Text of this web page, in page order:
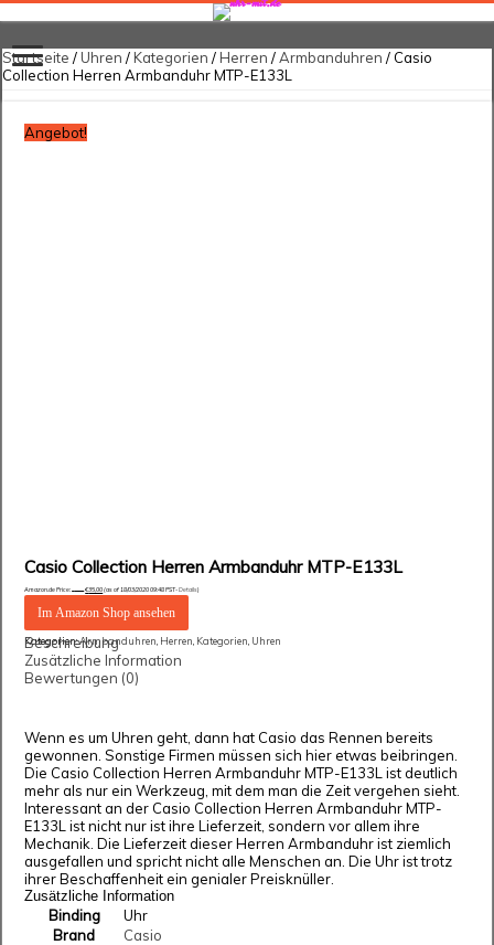
Startseite /Uhren /Kategorien /Herren /Armbanduhren / Casio
Collection Herren Armbanduhr MTP-E133L
Angebot!
Casio Collection Herren Armbanduhr MTP-E133L
Amazon.de Price: €39,00 €35,00(as of 18/03/2020 09:48 PST-Details)
Im Amazon Shop ansehen
Kategorien:Armbanduhren Herren Kategorien Uhren
Beschreibung
Zusätzliche Information
Bewertungen (0)
Wenn es um Uhren geht, dann hat Casio das Rennen bereits
gewonnen. Sonstige Firmen müssen sich hier etwas beibringen.
Die Casio Collection Herren Armbanduhr MTP-E133L ist deutlich
mehr als nur ein Werkzeug, mit dem man die Zeit vergehen sieht.
Interessant an der Casio Collection Herren Armbanduhr MTP-
E133L ist nicht nur ist ihre Lieferzeit, sondern vor allem ihre
Mechanik. Die Lieferzeit dieser Herren Armbanduhr ist ziemlich
ausgefallen und spricht nicht alle Menschen an. Die Uhr ist trotz
ihrer Beschaffenheit ein genialer Preisknüller.
Zusätzliche Information
Binding
Uhr
Brand
Casio